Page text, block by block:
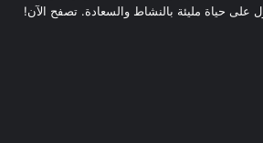
على حياة مليئة بالنشاط والسعادة. تصفح الآن!